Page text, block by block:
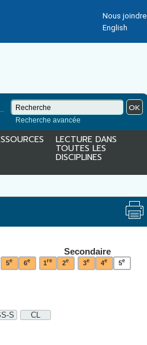
Nous joindre
English
OK
Recherche avancée
LECTURE DANS
TOUTES LES
DISCIPLINES
Secondaire
5e 6e 1re 2e 3e 4e 5e
S
CL